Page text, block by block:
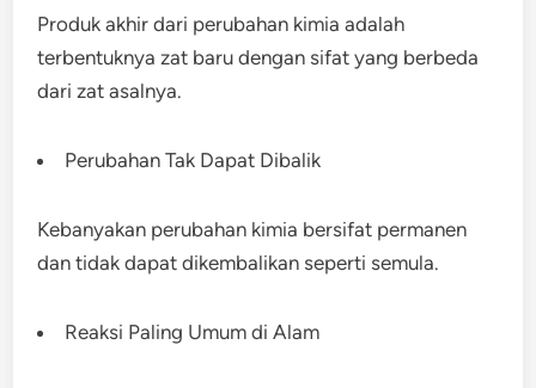
Produk akhir dari perubahan kimia adalah
terbentuknya zat baru dengan sifat yang berbeda
dari zat asalnya.
Perubahan Tak Dapat Dibalik
Kebanyakan perubahan kimia bersifat permanen
dan tidak dapat dikembalikan seperti semula.
Reaksi Paling Umum di Alam